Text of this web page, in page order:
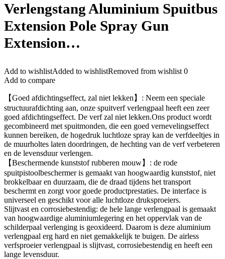
Verlengstang Aluminium Spuitbus
Extension Pole Spray Gun
Extension…
Add to wishlistAdded to wishlistRemoved from wishlist 0
Add to compare
【Goed afdichtingseffect, zal niet lekken】: Neem een speciale
structuurafdichting aan, onze spuitverf verlengpaal heeft een zeer
goed afdichtingseffect. De verf zal niet lekken.Ons product wordt
gecombineerd met spuitmonden, die een goed vernevelingseffect
kunnen bereiken, de hogedruk luchtloze spray kan de verfdeeltjes in
de muurholtes laten doordringen, de hechting van de verf verbeteren
en de levensduur verlengen.
【Beschermende kunststof rubberen mouw】: de rode
spuitpistoolbeschermer is gemaakt van hoogwaardig kunststof, niet
brokkelbaar en duurzaam, die de draad tijdens het transport
beschermt en zorgt voor goede productprestaties. De interface is
universeel en geschikt voor alle luchtloze druksproeiers.
Slijtvast en corrosiebestendig: de hele lange verlengpaal is gemaakt
van hoogwaardige aluminiumlegering en het oppervlak van de
schilderpaal verlenging is geoxideerd. Daarom is deze aluminium
verlengpaal erg hard en niet gemakkelijk te buigen. De airless
verfsproeier verlengpaal is slijtvast, corrosiebestendig en heeft een
lange levensduur.